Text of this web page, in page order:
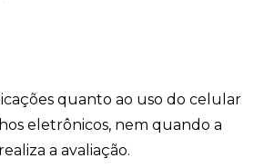
quanto ao uso do celular
eletrônicos, nem quando a
a avaliação.